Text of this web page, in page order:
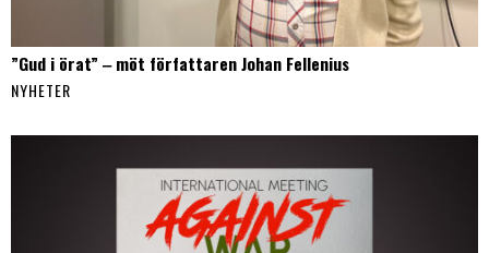
”Gud i örat” ‒ möt författaren Johan Fellenius
NYHETER